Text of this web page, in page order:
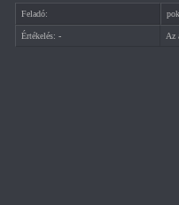
Feladó:
Értékelés: - Az